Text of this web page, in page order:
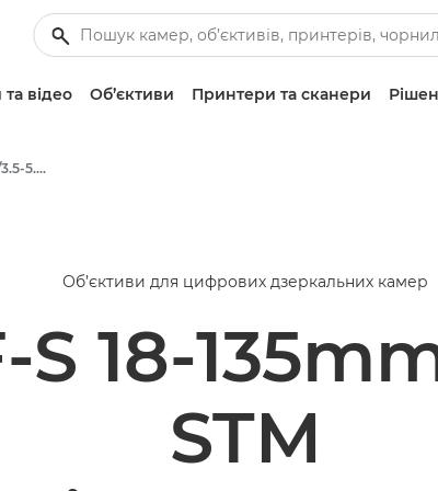
відео Об’єктиви Принтери та сканери
Canon EF-S 18-135mm f/3.5-5.6 IS STM - Lenses - Camera & Photo lenses
Об’єктиви для цифрових дзеркальних камер
18-
STM